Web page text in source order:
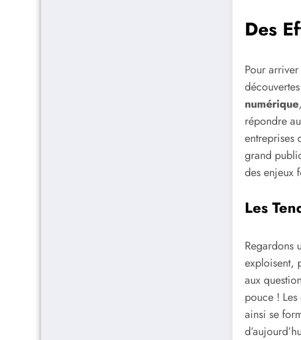
Des
Pour
numérique
répondre
entreprises
grand
des enjeux
Les
Regardons
exploisent,
aux
pouce !
ainsi se